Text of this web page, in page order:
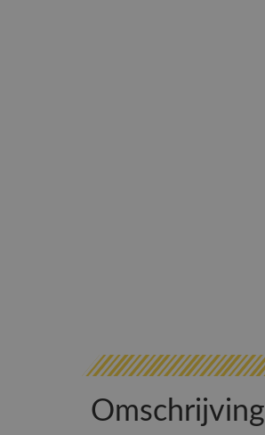
Omschrijving